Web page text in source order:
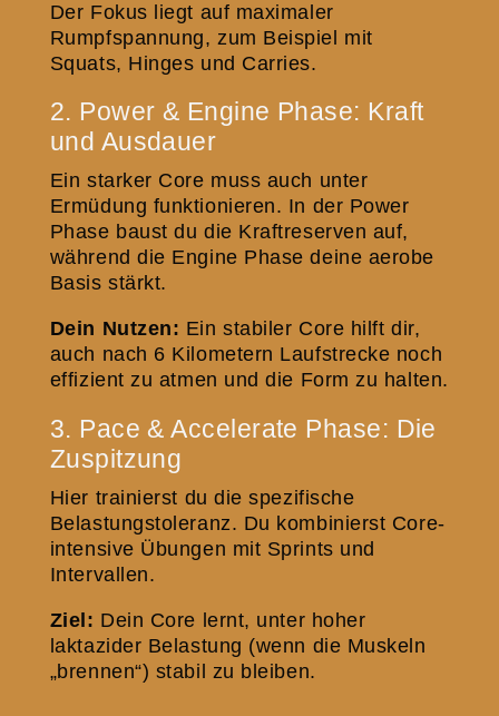
Der Fokus liegt auf maximaler
Rumpfspannung, zum Beispiel mit
Squats, Hinges und Carries.
2. Power & Engine Phase: Kraft
und Ausdauer
Ein starker Core muss auch unter
Ermüdung funktionieren. In der Power
Phase baust du die Kraftreserven auf,
während die Engine Phase deine aerobe
Basis stärkt.
Dein Nutzen: Ein stabiler Core hilft dir,
auch nach 6 Kilometern Laufstrecke noch
effizient zu atmen und die Form zu halten.
3. Pace & Accelerate Phase: Die
Zuspitzung
Hier trainierst du die spezifische
Belastungstoleranz. Du kombinierst Core-
intensive Übungen mit Sprints und
Intervallen.
Ziel: Dein Core lernt, unter hoher
laktazider Belastung (wenn die Muskeln
„brennen“) stabil zu bleiben.